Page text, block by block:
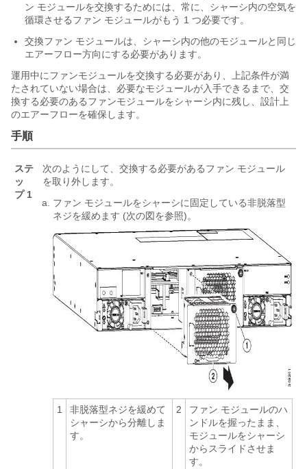
ン モジュールを交換するためには、常に、シャーシ内の空気を
循環させるファン モジュールがもう 1 つ必要です。
交換ファン モジュールは、シャーシ内の他のモジュールと同じ
エアーフロー方向にする必要があります。
運用中にファンモジュールを交換する必要があり、上記条件が満
たされていない場合は、必要なモジュールが入手できるまで、交
換する必要のあるファンモジュールをシャーシ内に残し、設計上
のエアーフローを確保します。
手順
ステ
ッ
プ 1
次のようにして、交換する必要があるファン モジュール
を取り外します。
ファン モジュールをシャーシに固定している非脱落型
ネジを緩めます (次の図を参照)。
1
非脱落型ネジを緩めて
シャーシから分離しま
す。
2
ファン モジュールのハ
ンドルを握ったまま、
モジュールをシャーシ
からスライドさせま
す。